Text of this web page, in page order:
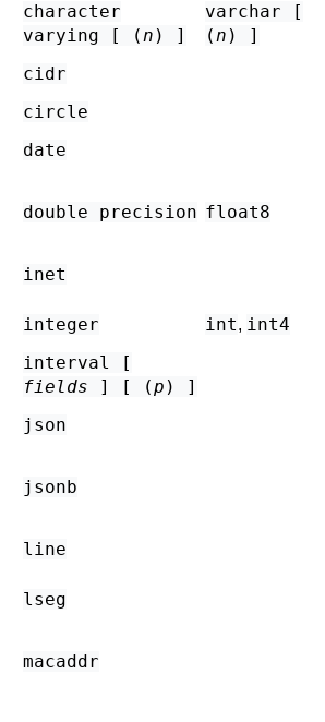
character
varying [ (n ) ]
varchar [
(n ) ]
cidr
circle
date
double precision float8
inet
integer int, int4
interval [
fields ] [ (p ) ]
json
jsonb
line
lseg
macaddr